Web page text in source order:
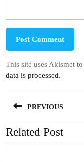
This site uses Akismet
data is processed.
de
l’article
PREVIOUS
Previous
Related Post